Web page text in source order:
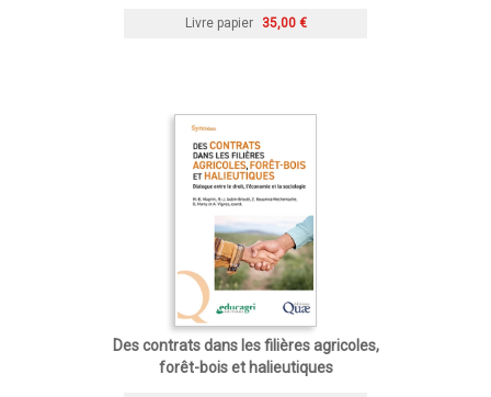
Livre papier 35,00 €
Des contrats dans les filières agricoles,
forêt-bois et halieutiques